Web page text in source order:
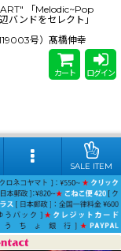
「Melodic~Pop
ンドをセレクト」
号）髙橋伸幸
カート ログイン
SALE ITEM